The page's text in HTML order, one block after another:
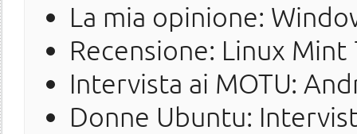
La mia opinione:
Recensione: Linux Mint
Intervista ai MOTU:
Donne Ubuntu: